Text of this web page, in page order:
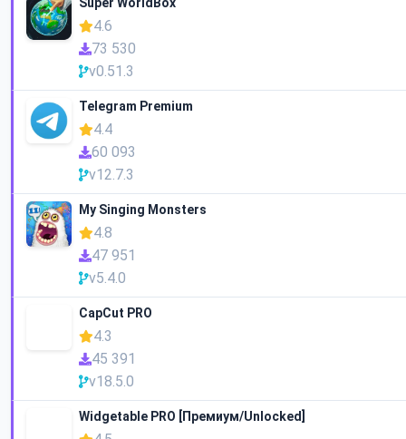
Super WorldBox
4.6
73 530
v0.51.3
Telegram Premium
4.4
60 093
v12.7.3
My Singing Monsters
4.8
47 951
v5.4.0
CapCut PRO
4.3
45 391
v18.5.0
Widgetable PRO [Премиум/Unlocked]